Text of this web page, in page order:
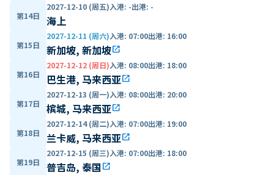
第14日
2027-12-10 (周五)入港: -出港: -
海上
第15日
2027-12-11 (周六)入港: 07:00出港: 16:00
新加坡, 新加坡open_in_new
第16日
2027-12-12 (周日)入港: 08:00出港: 18:00
巴生港, 马来西亚open_in_new
第17日
2027-12-13 (周一)入港: 08:00出港: 20:00
槟城, 马来西亚open_in_new
第18日
2027-12-14 (周二)入港: 07:00出港: 19:00
兰卡威, 马来西亚open_in_new
第19日
2027-12-15 (周三)入港: 07:00出港: 18:00
普吉岛, 泰国open_in_new